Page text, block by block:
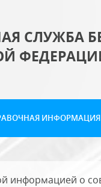
СЛУЖБА
ИНФОРМАЦИЯ
информацией о